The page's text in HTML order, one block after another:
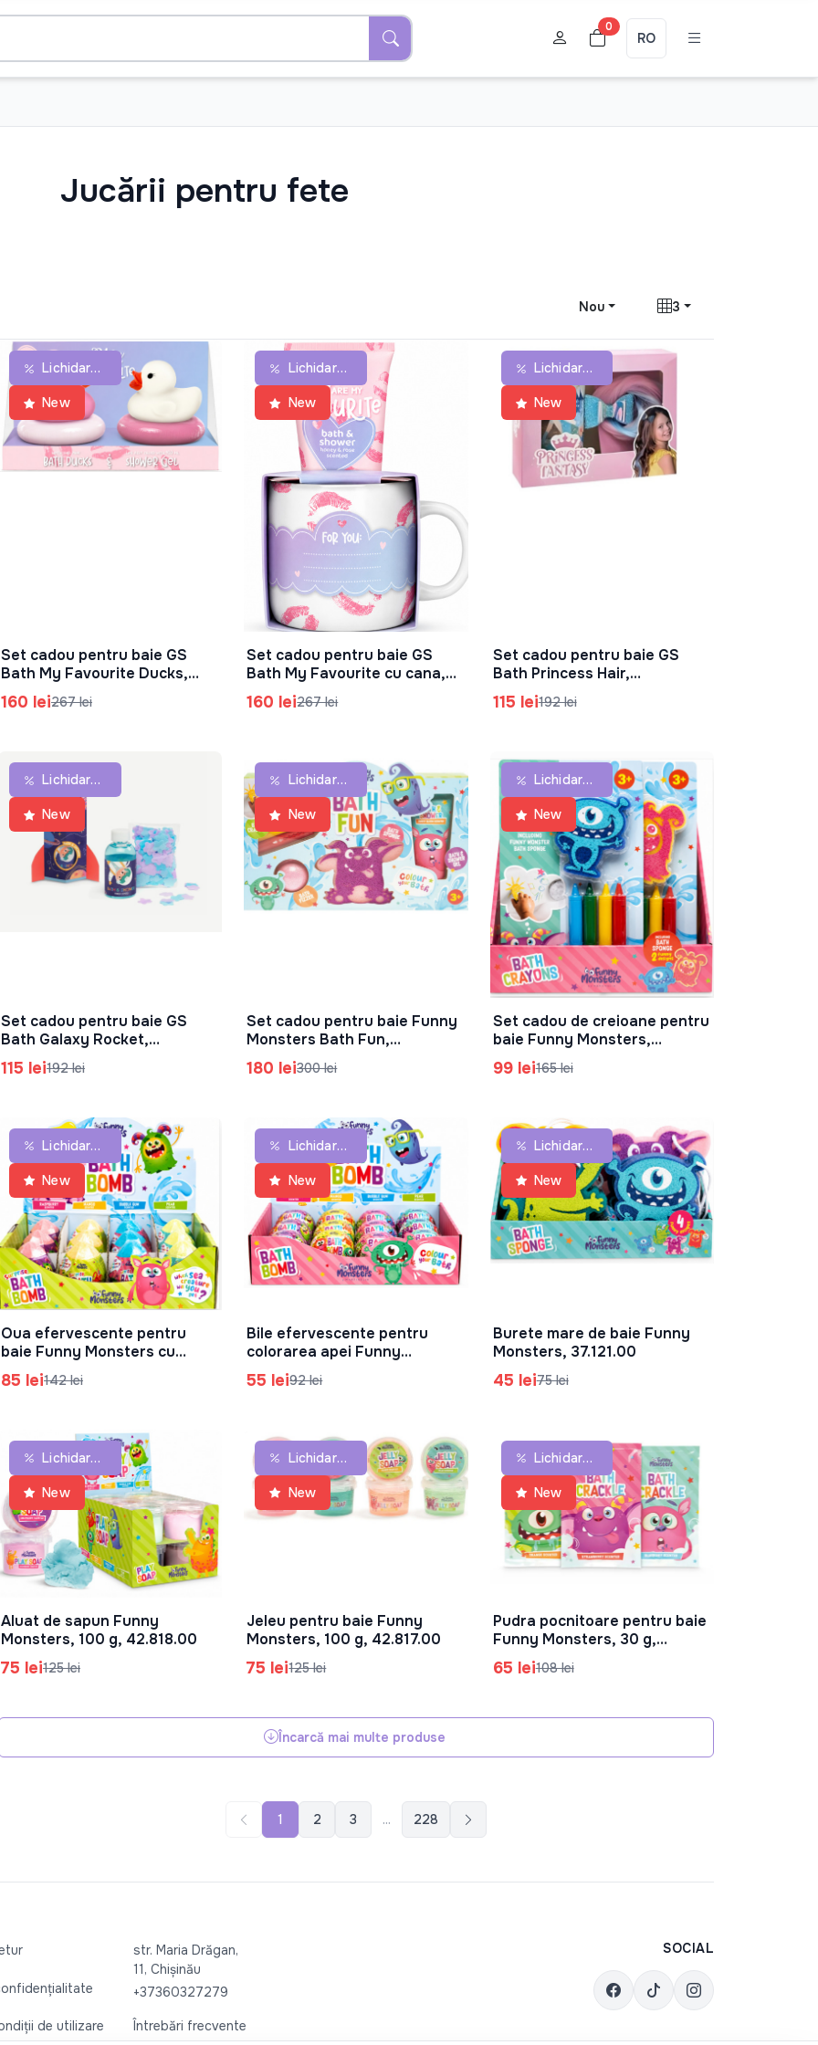
0
RO
Jucării pentru fete
Nou 3
Lichidare De Stoc
New
În Coș
Set cadou pentru baie GS
Bath My Favourite Ducks,
83.0621.00
160 lei267 lei
Lichidare De Stoc
New
În Coș
Set cadou pentru baie GS
Bath My Favourite cu cana,
83.0620.00
160 lei267 lei
Lichidare De Stoc
New
În Coș
Set cadou pentru baie GS
Bath Princess Hair,
83.0521.00
115 lei192 lei
Lichidare De Stoc
New
În Coș
Set cadou pentru baie GS
Bath Galaxy Rocket,
83.0519.00
115 lei192 lei
Lichidare De Stoc
New
În Coș
Set cadou pentru baie Funny
Monsters Bath Fun,
83.0437.00
180 lei300 lei
Lichidare De Stoc
New
În Coș
Set cadou de creioane pentru
baie Funny Monsters,
83.0436.00
99 lei165 lei
Lichidare De Stoc
New
În Coș
Oua efervescente pentru
baie Funny Monsters cu
surpriza, 140 g, 42.815.00
85 lei142 lei
Lichidare De Stoc
New
În Coș
Bile efervescente pentru
colorarea apei Funny
Monsters, 100 g, 42.814.00
55 lei92 lei
Lichidare De Stoc
New
În Coș
Burete mare de baie Funny
Monsters, 37.121.00
45 lei75 lei
Lichidare De Stoc
New
În Coș
Aluat de sapun Funny
Monsters, 100 g, 42.818.00
75 lei125 lei
Lichidare De Stoc
New
În Coș
Jeleu pentru baie Funny
Monsters, 100 g, 42.817.00
75 lei125 lei
Lichidare De Stoc
New
În Coș
Pudra pocnitoare pentru baie
Funny Monsters, 30 g,
42.816.00
65 lei108 lei
Încarcă mai multe produse
1 2 3 ... 228
de utilizare Întrebări frecvente
str. Maria Drăgan,
11, Chișinău
+37360327279
SOCIAL